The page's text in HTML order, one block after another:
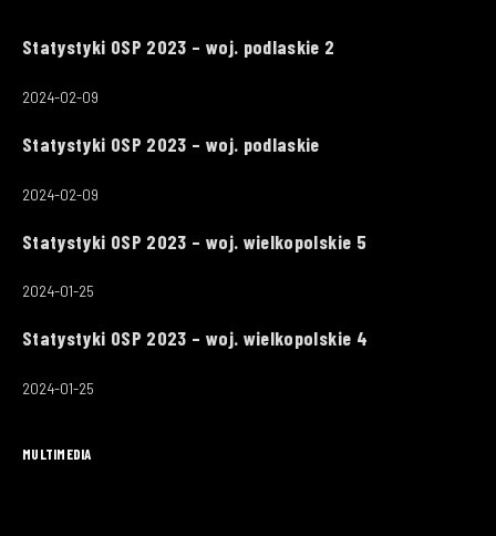
Statystyki OSP 2023 – woj. podlaskie 2
2024-02-09
Statystyki OSP 2023 – woj. podlaskie
2024-02-09
Statystyki OSP 2023 – woj. wielkopolskie 5
2024-01-25
Statystyki OSP 2023 – woj. wielkopolskie 4
2024-01-25
MULTIMEDIA